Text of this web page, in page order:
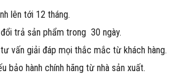
lên tới 12 tháng.
trả sản phẩm trong 30 ngày.
vấn giải đáp mọi thắc mắc từ khách hàng.
bảo hành chính hãng từ nhà sản xuất.